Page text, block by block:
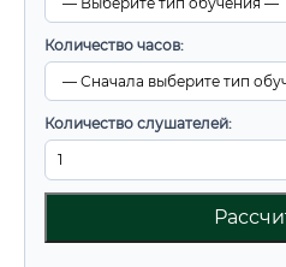
Количество часов:
Количество слушателей: